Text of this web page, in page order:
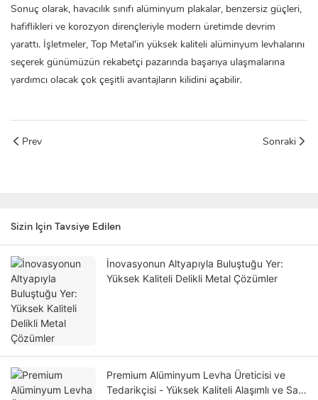
Sonuç olarak, havacılık sınıfı alüminyum plakalar, benzersiz güçleri,
hafiflikleri ve korozyon dirençleriyle modern üretimde devrim
yarattı. İşletmeler, Top Metal'in yüksek kaliteli alüminyum levhalarını
seçerek günümüzün rekabetçi pazarında başarıya ulaşmalarına
yardımcı olacak çok çeşitli avantajların kilidini açabilir.
Prev Sonraki
Sizin Için Tavsiye Edilen
İnovasyonun Altyapıyla Buluştuğu Yer:
Yüksek Kaliteli Delikli Metal Çözümler
Premium Alüminyum Levha Üreticisi ve
Tedarikçisi - Yüksek Kaliteli Alaşımlı ve Saf